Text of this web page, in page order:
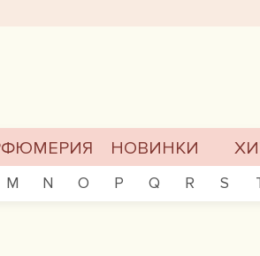
НОВИНКИ
M N O P Q R S